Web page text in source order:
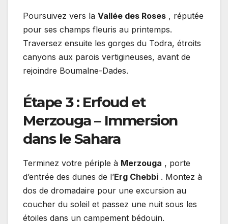
Poursuivez vers la Vallée des Roses , réputée
pour ses champs fleuris au printemps.
Traversez ensuite les gorges du Todra, étroits
canyons aux parois vertigineuses, avant de
rejoindre Boumalne-Dades.
Étape 3 : Erfoud et
Merzouga – Immersion
dans le Sahara
Terminez votre périple à Merzouga , porte
d’entrée des dunes de l’Erg Chebbi . Montez à
dos de dromadaire pour une excursion au
coucher du soleil et passez une nuit sous les
étoiles dans un campement bédouin.